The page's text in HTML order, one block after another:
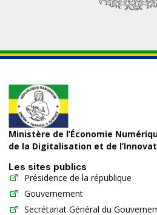
Ministère de l’Économie
de la Digitalisation et de
Les sites publics
Présidence de la république
Gouvernement
Secrétariat Général du